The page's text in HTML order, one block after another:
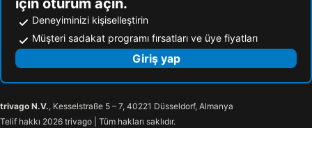
Deneyiminizi kişiselleştirin
Müşteri sadakat programı fırsatları ve üye fiyatları
Giriş yap
trivago N.V., Kesselstraße 5 – 7, 40221 Düsseldorf, Almanya
Telif hakkı 2026 trivago | Tüm hakları saklıdır.